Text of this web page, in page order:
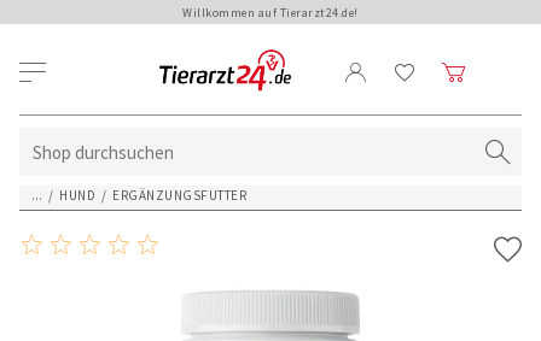
Willkommen auf Tierarzt24.de!
... / HUND / ERGÄNZUNGSFUTTER